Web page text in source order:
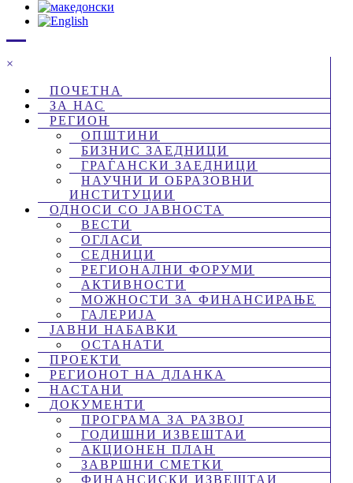
×
ПОЧЕТНА
ЗА НАС
РЕГИОН
ОПШТИНИ
БИЗНИС ЗАЕДНИЦИ
ГРАЃАНСКИ ЗАЕДНИЦИ
НАУЧНИ И ОБРАЗОВНИ
ИНСТИТУЦИИ
ОДНОСИ СО ЈАВНОСТА
ВЕСТИ
ОГЛАСИ
СЕДНИЦИ
РЕГИОНАЛНИ ФОРУМИ
АКТИВНОСТИ
МОЖНОСТИ ЗА ФИНАНСИРАЊЕ
ГАЛЕРИЈА
ЈАВНИ НАБАВКИ
ОСТАНАТИ
ПРОЕКТИ
РЕГИОНОТ НА ДЛАНКА
НАСТАНИ
ДОКУМЕНТИ
ПРОГРАМА ЗА РАЗВОЈ
ГОДИШНИ ИЗВЕШТАИ
АКЦИОНЕН ПЛАН
ЗАВРШНИ СМЕТКИ
ФИНАНСИСКИ ИЗВЕШТАИ